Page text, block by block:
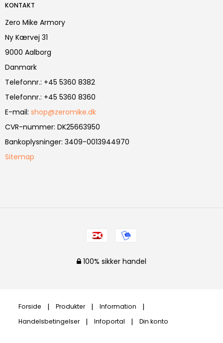
KONTAKT
Zero Mike Armory
Ny Kærvej 31
9000 Aalborg
Danmark
Telefonnr.: +45 5360 8382
Telefonnr.: +45 5360 8360
E-mail: shop@zeromike.dk
CVR-nummer: DK25663950
Bankoplysninger: 3409-0013944970
Sitemap
100% sikker handel
Forside Produkter
Information
Handelsbetingelser
Infoportal Din konto